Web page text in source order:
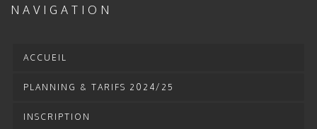
NAVIGATION
ACCUEIL
PLANNING & TARIFS 2024/25
INSCRIPTION